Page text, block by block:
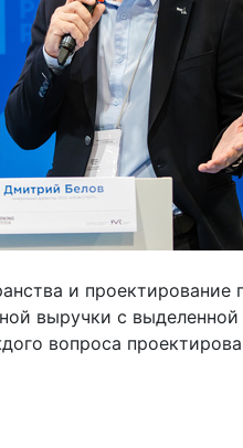
и проектирование
выручки с
вопроса